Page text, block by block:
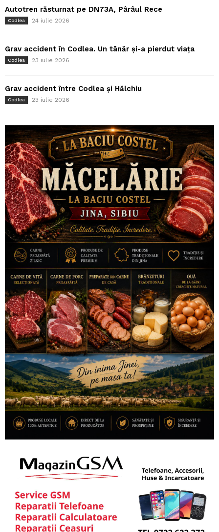
Autotren răsturnat pe DN73A, Pârâul Rece
Codlea 24 iulie 2026
Grav accident în Codlea. Un tânăr și-a pierdut viața
Codlea 23 iulie 2026
Grav accident între Codlea și Hălchiu
Codlea 23 iulie 2026